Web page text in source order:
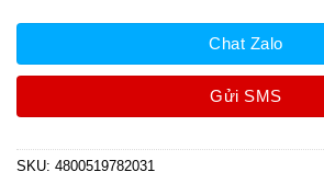
Chat Zalo
Gửi SMS
SKU: 4800519782031